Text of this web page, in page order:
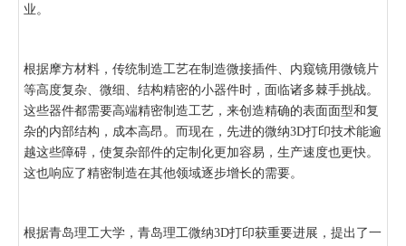
业。
根据摩方材料，传统制造工艺在制造微接插件、内窥镜用微镜片
等高度复杂、微细、结构精密的小器件时，面临诸多棘手挑战。
这些器件都需要高端精密制造工艺，来创造精确的表面面型和复
杂的内部结构，成本高昂。而现在，先进的微纳3D打印技术能逾
越这些障碍，使复杂部件的定制化更加容易，生产速度也更快。
这也响应了精密制造在其他领域逐步增长的需要。
根据青岛理工大学，青岛理工微纳3D打印获重要进展，提出了一